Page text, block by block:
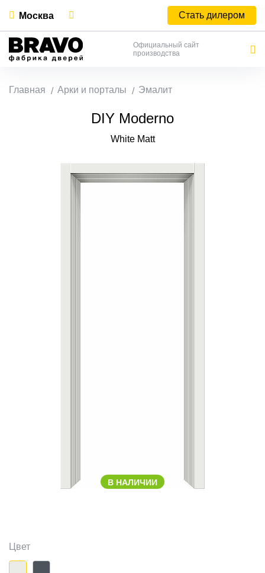
Москва Стать дилером
Официальный сайт
производства
Главная Арки и порталы Эмалит
DIY Moderno
White Matt
В НАЛИЧИИ
Цвет